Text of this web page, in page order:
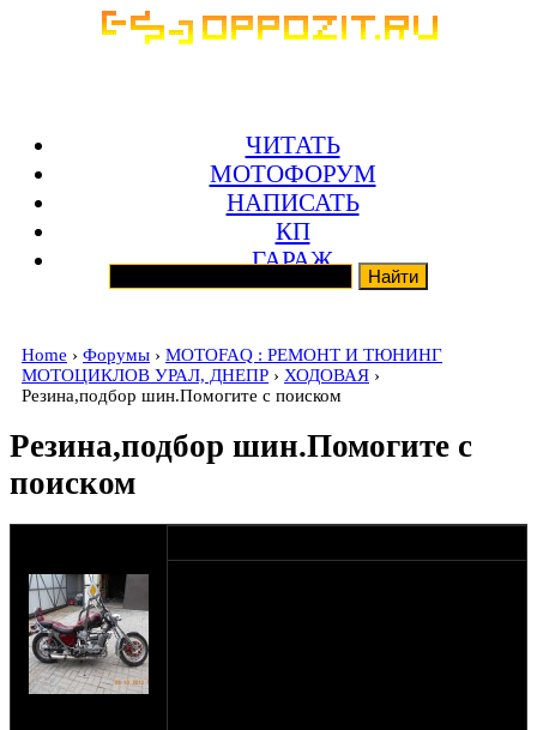
ЧИТАТЬ
МОТОФОРУМ
НАПИСАТЬ
КП
ГАРАЖ
Home › Форумы › MOTOFAQ : РЕМОНТ И ТЮНИНГ
МОТОЦИКЛОВ УРАЛ, ДНЕПР › ХОДОВАЯ ›
Резина,подбор шин.Помогите с поиском
Резина,подбор шин.Помогите с
поиском